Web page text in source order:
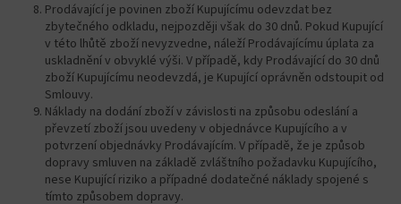
Prodávající je povinen zboží Kupujícímu odevzdat bez
zbytečného odkladu, nejpozději však do 30 dnů. Pokud Kupující
v této lhůtě zboží nevyzvedne, náleží Prodávajícímu úplata za
uskladnění v obvyklé výši. V případě, kdy Prodávající do 30 dnů
zboží Kupujícímu neodevzdá, je Kupující oprávněn odstoupit od
Smlouvy.
Náklady na dodání zboží v závislosti na způsobu odeslání a
převzetí zboží jsou uvedeny v objednávce Kupujícího a v
potvrzení objednávky Prodávajícím. V případě, že je způsob
dopravy smluven na základě zvláštního požadavku Kupujícího,
nese Kupující riziko a případné dodatečné náklady spojené s
tímto způsobem dopravy.